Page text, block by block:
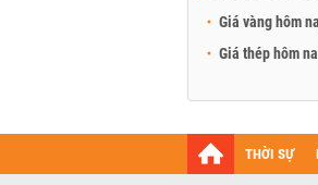
Giá vàng hôm
Giá thép hôm
THỜI SỰ